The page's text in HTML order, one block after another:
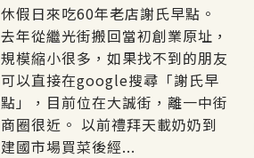
休假日來吃60年老店謝氏早點。
去年從繼光街搬回當初創業原址，
規模縮小很多，如果找不到的朋友
可以直接在google搜尋「謝氏早
點」，目前位在大誠街，離一中街
商圈很近。 以前禮拜天載奶奶到
建國市場買菜後經...